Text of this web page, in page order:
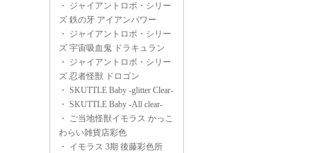
・ ジャイアントロボ・シリー
ズ 鉄の牙 アイアンパワー
・ ジャイアントロボ・シリー
ズ 宇宙吸血鬼 ドラキュラン
・ ジャイアントロボ・シリー
ズ 忍者怪獣 ドロゴン
・ SKUTTLE Baby -glitter Clear-
・ SKUTTLE Baby -All clear-
・ ご当地怪獣イモラス かっこ
わらい雑貨店彩色
・ イモラス 3期 後藤彩色所